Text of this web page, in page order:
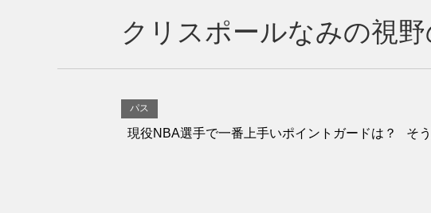
クリスポールなみの視
パス
現役NBA選手で一番上手いポイントガードは？ そ